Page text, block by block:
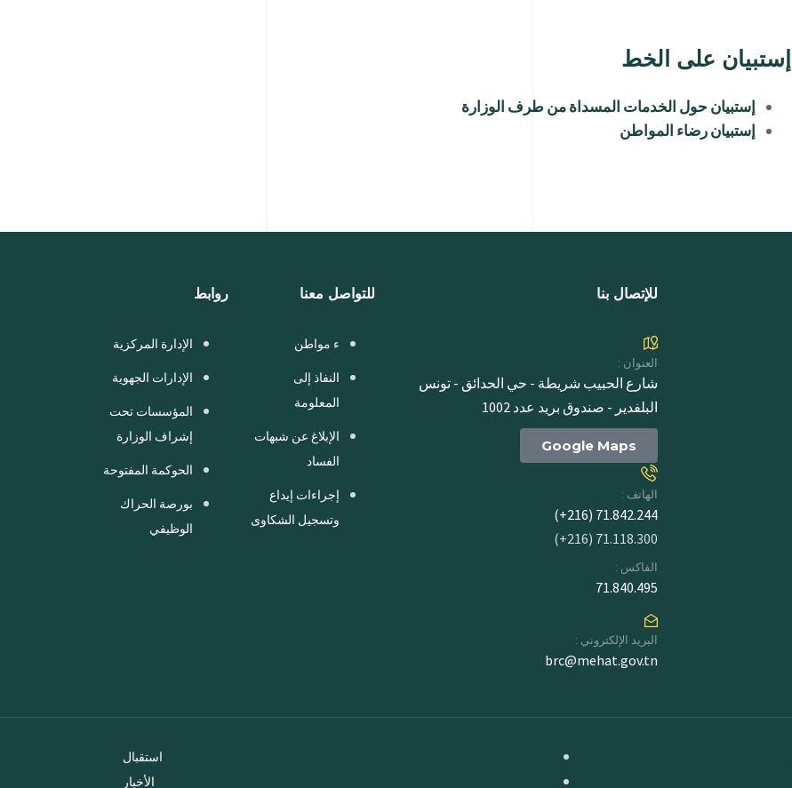
إستبيان على الخط
إستبيان حول الخدمات المسداة من طرف الوزارة
إستبيان رضاء المواطن
للإتصال بنا
العنوان :
شارع الحبيب شريطة - حي الحدائق - تونس
البلفدير - صندوق بريد عدد 1002
Google Maps
الهاتف :
71.842.244 (216+)
71.118.300 (216+)
الفاكس :
71.840.495
البريد الإلكتروني :
brc@mehat.gov.tn
للتواصل معنا
ء مواطن
النفاذ إلى
المعلومة
الإبلاغ عن شبهات
الفساد
إجراءات إيداع
وتسجيل الشكاوى
روابط
الإدارة المركزية
الإدارات الجهوية
المؤسسات تحت
إشراف الوزارة
الحوكمة المفتوحة
بورصة الحراك
الوظيفي
استقبال
الأخبار